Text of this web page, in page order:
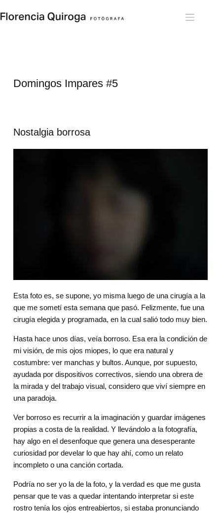
to
content
Domingos Impares #5
Nostalgia borrosa
Esta foto es, se supone, yo misma luego de una cirugía a la
que me sometí esta semana que pasó. Felizmente, fue una
cirugía elegida y programada, en la cual salió todo muy bien.
Hasta hace unos días, veía borroso. Esa era la condición de
mi visión, de mis ojos miopes, lo que era natural y
costumbre: ver manchas y bultos. Aunque, por supuesto,
ayudada por dispositivos correctivos, siendo una obrera de
la mirada y del trabajo visual, considero que viví siempre en
una paradoja.
Ver borroso es recurrir a la imaginación y guardar imágenes
propias a costa de la realidad. Y llevándolo a la fotografía,
hay algo en el desenfoque que genera una desesperante
curiosidad por develar lo que hay ahí, como un relato
incompleto o una canción cortada.
Podría no ser yo la de la foto, y la verdad es que me gusta
pensar que te vas a quedar intentando interpretar si este
rostro tenía los ojos entreabiertos, si estaba pronunciando